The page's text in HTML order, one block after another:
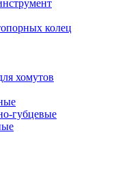
колец
хомутов
губцевые